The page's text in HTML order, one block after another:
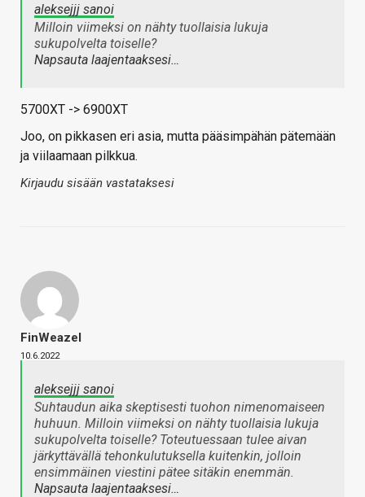
aleksejjj sanoi
Milloin viimeksi on nähty tuollaisia lukuja
sukupolvelta toiselle?
Napsauta laajentaaksesi…
5700XT -> 6900XT
Joo, on pikkasen eri asia, mutta pääsimpähän pätemään
ja viilaamaan pilkkua.
Kirjaudu sisään vastataksesi
FinWeazel
10.6.2022
aleksejjj sanoi
Suhtaudun aika skeptisesti tuohon nimenomaiseen
huhuun. Milloin viimeksi on nähty tuollaisia lukuja
sukupolvelta toiselle? Toteutuessaan tulee aivan
järkyttävällä tehonkulutuksella kuitenkin, jolloin
ensimmäinen viestini pätee sitäkin enemmän.
Napsauta laajentaaksesi…